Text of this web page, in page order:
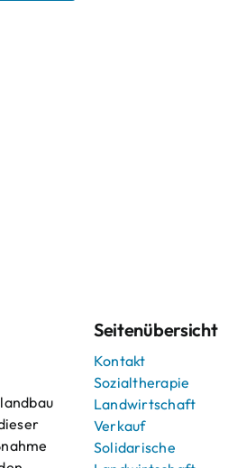
Seitenübersicht
Kontakt
Sozialtherapie
Landwirtschaft
Verkauf
Solidarische